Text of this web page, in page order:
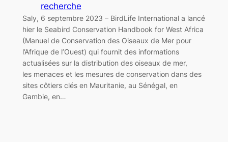
recherche
Saly, 6 septembre 2023 – BirdLife International a lancé
hier le Seabird Conservation Handbook for West Africa
(Manuel de Conservation des Oiseaux de Mer pour
l’Afrique de l’Ouest) qui fournit des informations
actualisées sur la distribution des oiseaux de mer,
les menaces et les mesures de conservation dans des
sites côtiers clés en Mauritanie, au Sénégal, en
Gambie, en…